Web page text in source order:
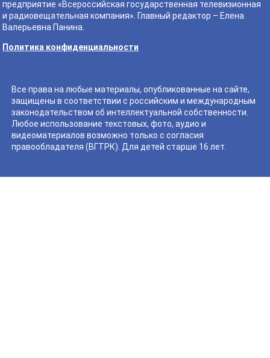
предприятие «Всероссийская государственная телевизионная
и радиовещательная компания». Главный редактор – Елена
Валерьевна Панина.
Политика конфиденциальности
Все права на любые материалы, опубликованные на сайте,
защищены в соответствии с российским и международным
законодательством об интеллектуальной собственности.
Любое использование текстовых, фото, аудио и
видеоматериалов возможно только с согласия
правообладателя (ВГТРК). Для детей старше 16 лет.